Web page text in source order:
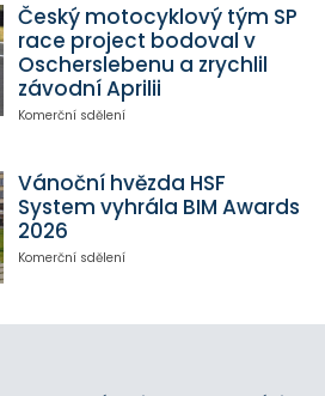
Český motocyklový tým SP
race project bodoval v
Oscherslebenu a zrychlil
závodní Aprilii
Komerční sdělení
Vánoční hvězda HSF
System vyhrála BIM Awards
2026
Komerční sdělení